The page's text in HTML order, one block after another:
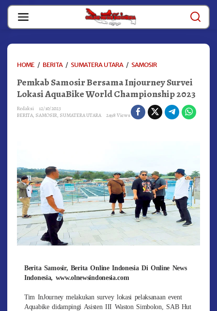
Skip
content
HOME / BERITA / SUMATERA UTARA / SAMOSIRPEMKAB
BERSAMA
INJOURNEY
SURVEI
LOKASI
AQUABIKE
Pemkab Samosir Bersama Injourney Survei
Lokasi AquaBike World Championship 2023
Redaksi
12/10/2023
BERITA, SAMOSIR, SUMATERA UTARA 2498 Views
Berita Samosir, Berita Online Indonesia Di Online News
Indonesia, www.olnewsindonesia.com
Tim InJourney melakukan survey lokasi pelaksanaan event
Aquabike didampingi Asisten III Waston Simbolon, SAB Hut